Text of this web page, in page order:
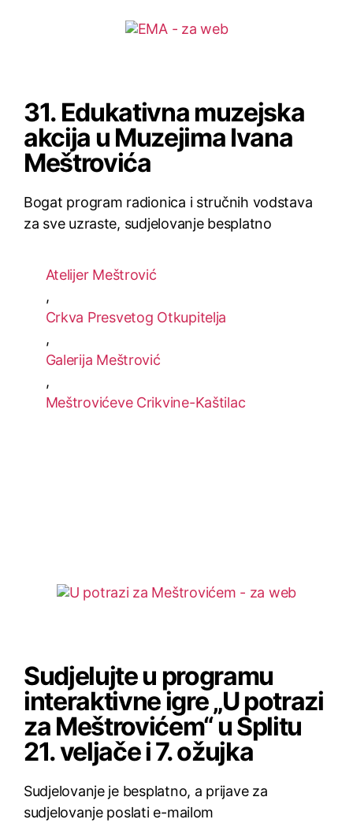
31. Edukativna muzejska
akcija u Muzejima Ivana
Meštrovića
Bogat program radionica i stručnih vodstava
za sve uzraste, sudjelovanje besplatno
Atelijer Meštrović
,
Crkva Presvetog Otkupitelja
,
Galerija Meštrović
,
Meštrovićeve Crikvine-Kaštilac
Sudjelujte u programu
interaktivne igre „U potrazi
za Meštrovićem“ u Splitu
21. veljače i 7. ožujka
Sudjelovanje je besplatno, a prijave za
sudjelovanje poslati e-mailom